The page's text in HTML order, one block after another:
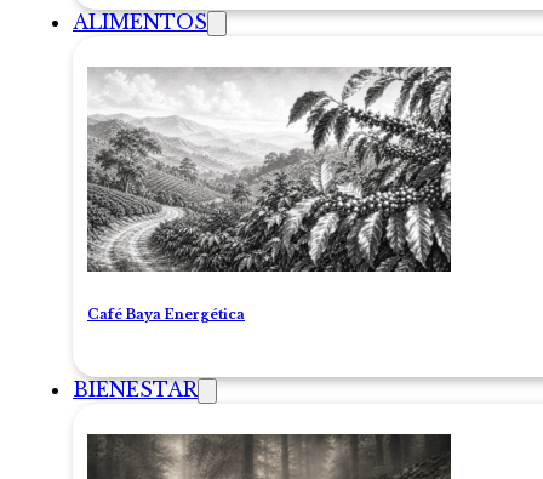
ALIMENTOS
Café Baya Energética
BIENESTAR